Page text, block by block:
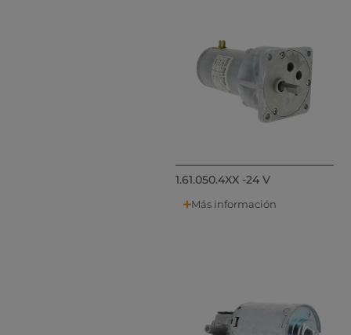
1.61.050.4XX -24 V
Más información